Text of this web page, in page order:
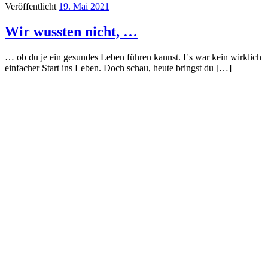
Veröffentlicht 19. Mai 2021
Wir wussten nicht, …
… ob du je ein gesundes Leben führen kannst. Es war kein wirklich
einfacher Start ins Leben. Doch schau, heute bringst du […]